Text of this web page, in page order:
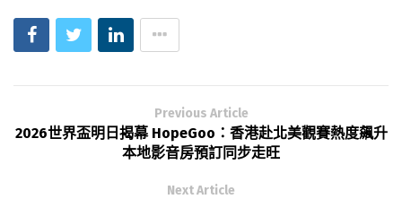
Previous Article
2026世界盃明日揭幕 HopeGoo：香港赴北美觀賽熱度飆升
本地影音房預訂同步走旺
Next Article